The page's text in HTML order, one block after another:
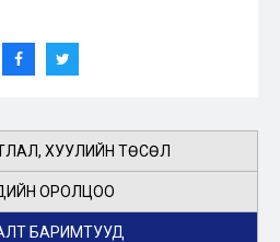
ХУУЛИЙН ТӨСӨЛ
ОРОЛЦОО
БАРИМТУУД